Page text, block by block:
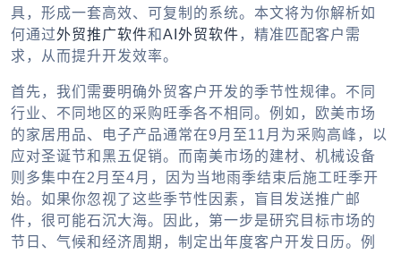
具，形成一套高效、可复制的系统。本文将为你解析如
何通过外贸推广软件和AI外贸软件 ，精准匹配客户需
求，从而提升开发效率。
首先，我们需要明确外贸客户开发的季节性规律。不同
行业、不同地区的采购旺季各不相同。例如，欧美市场
的家居用品、电子产品通常在9月至11月为采购高峰，以
应对圣诞节和黑五促销。而南美市场的建材、机械设备
则多集中在2月至4月，因为当地雨季结束后施工旺季开
始。如果你忽视了这些季节性因素，盲目发送推广邮
件，很可能石沉大海。因此，第一步是研究目标市场的
节日、气候和经济周期，制定出年度客户开发日历。例